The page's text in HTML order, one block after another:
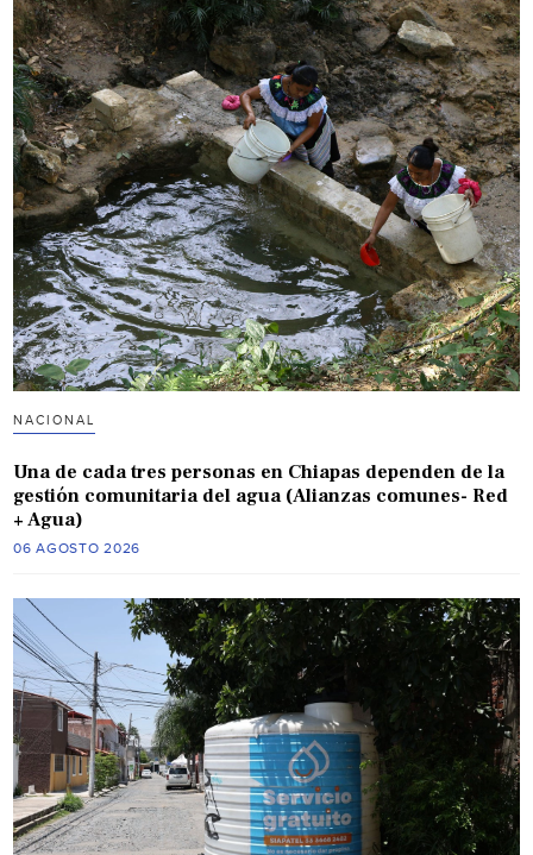
NACIONAL
Una de cada tres personas en Chiapas dependen de la
gestión comunitaria del agua (Alianzas comunes- Red
+ Agua)
06 AGOSTO 2026